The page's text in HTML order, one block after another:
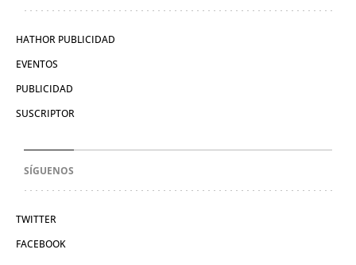
HATHOR PUBLICIDAD
EVENTOS
PUBLICIDAD
SUSCRIPTOR
SÍGUENOS
TWITTER
FACEBOOK